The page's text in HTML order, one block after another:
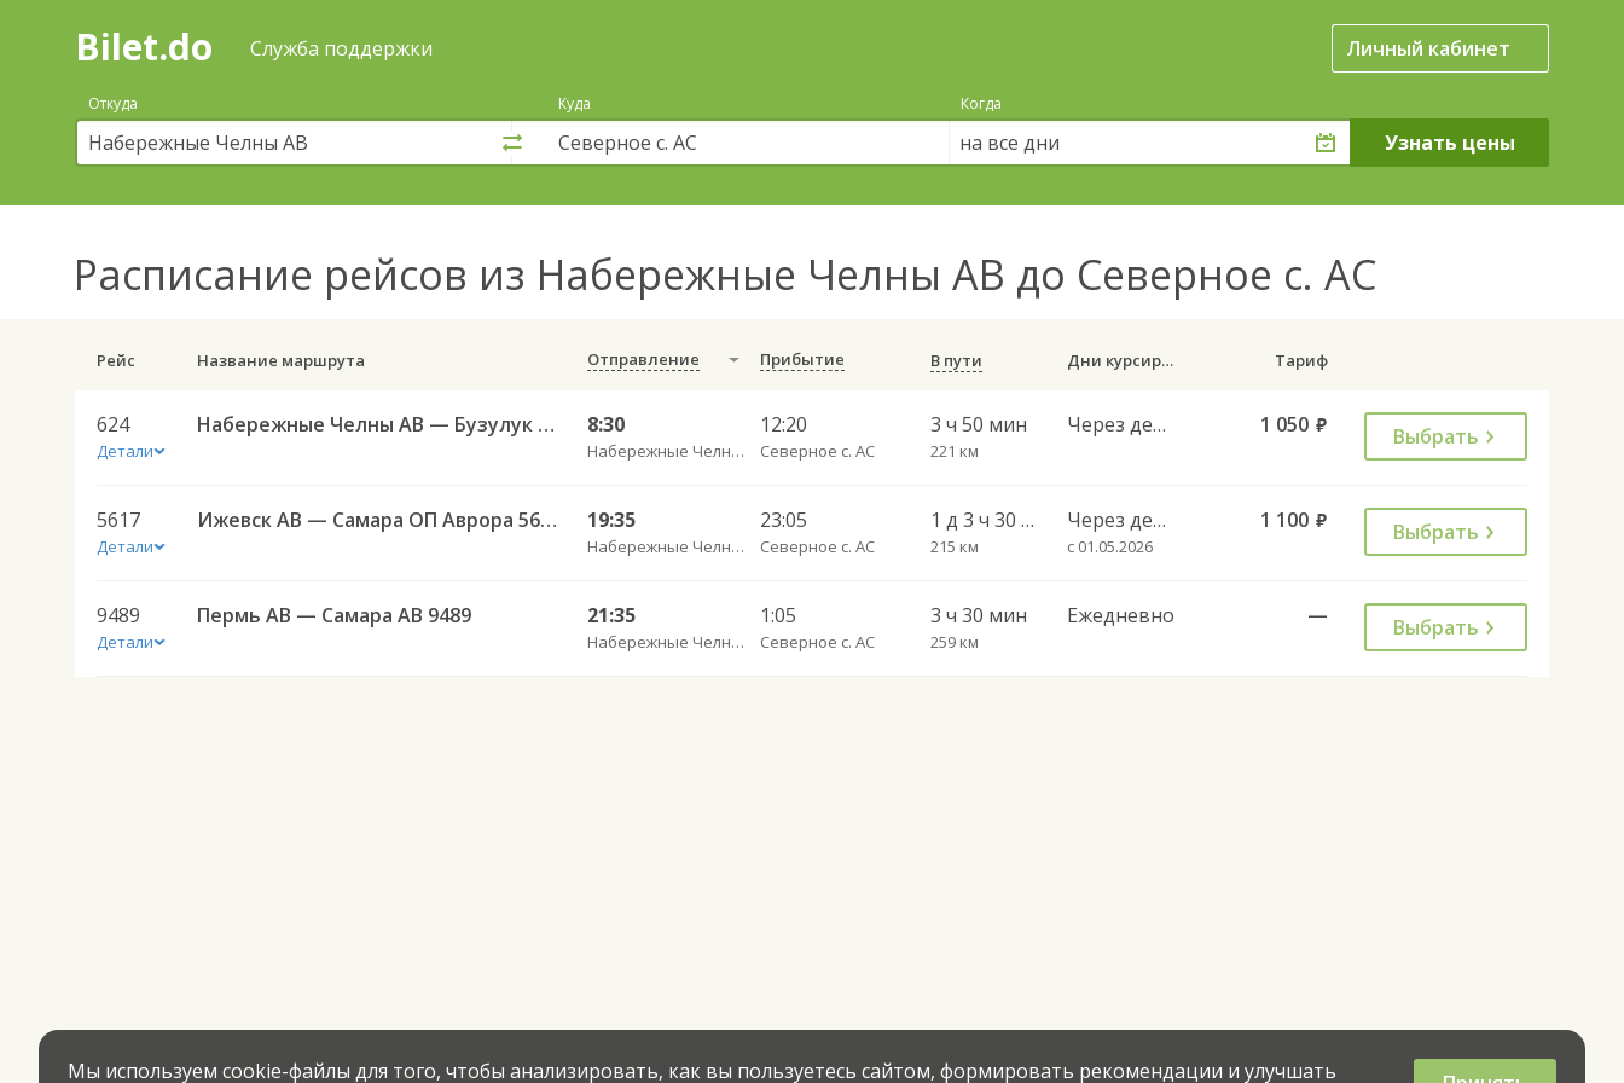
Поиск
покупка
билетов
автобус
онлайн
Bilet.do Служба поддержки Личный кабинет
Откуда Куда Когда
на все дни
Расписание рейсов из Набережные Челны АВ до Северное с. АС
Рейс Название маршрута Отправление Прибытие В пути Дни курсирования Тариф
624
Детали
Набережные Челны АВ — Бузулук АВ 624 8:30
Набережные Челны АВ
12:20
Северное с. АС
3 ч 50 мин
221 км
Через день 1 050 руб. Выбрать
5617
Детали
Ижевск АВ — Самара ОП Аврора 5617 19:35
Набережные Челны АВ
23:05
Северное с. АС
1 д 3 ч 30 мин
215 км
Через день
с 01.05.2026
1 100 руб. Выбрать
9489
Детали
Пермь АВ — Самара АВ 9489 21:35
Набережные Челны АВ
1:05
Северное с. АС
3 ч 30 мин
259 км
Ежедневно — Выбрать
Мы используем cookie-файлы для того, чтобы анализировать, как вы пользуетесь сайтом, формировать рекомендации и улучшать